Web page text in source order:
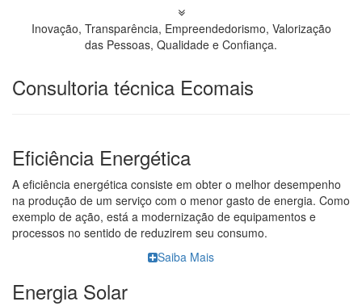
Inovação, Transparência, Empreendedorismo, Valorização
das Pessoas, Qualidade e Confiança.
Consultoria técnica Ecomais
Eficiência Energética
A eficiência energética consiste em obter o melhor desempenho
na produção de um serviço com o menor gasto de energia. Como
exemplo de ação, está a modernização de equipamentos e
processos no sentido de reduzirem seu consumo.
Saiba Mais
Energia Solar